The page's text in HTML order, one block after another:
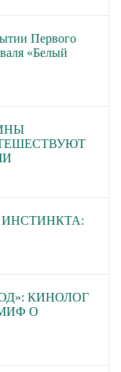
Первого
«Белый
ИНСТИНКТА:
КИНОЛОГ
О